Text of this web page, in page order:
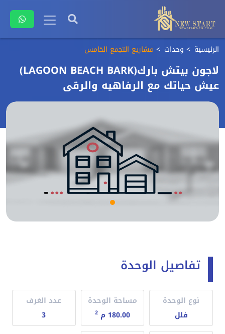
الرئيسية وحدات مشاريع التجمع الخامس
لاجون بيتش بارك(LAGOON BEACH BARK)
عيش حياتك مع الرفاهيه والرقى
تفاصيل الوحدة
نوع الوحدة
فلل
مساحة الوحدة
180.00 م
2
عدد الغرف
3